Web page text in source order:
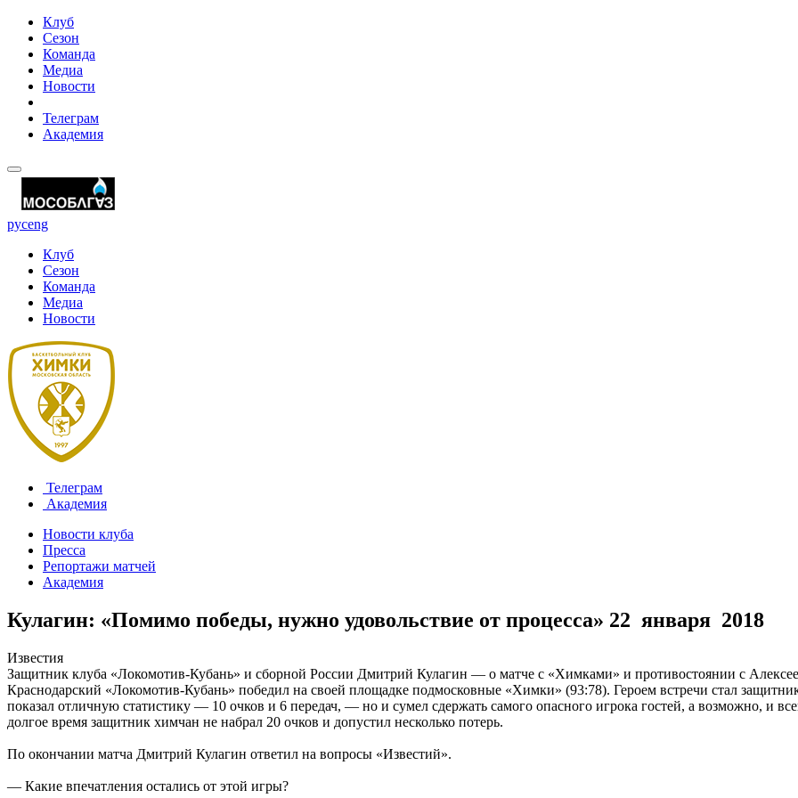
Клуб
Сезон
Команда
Медиа
Новости
Телеграм
Академия
русeng
Клуб
Сезон
Команда
Медиа
Новости
Телеграм
Академия
Новости клуба
Пресса
Репортажи матчей
Академия
Кулагин: «Помимо победы, нужно удовольствие от процесса» 22 января 2018
Известия
Защитник клуба «Локомотив-Кубань» и сборной России Дмитрий Кулагин — о матче с «Химками» и противостоянии с
Краснодарский «Локомотив-Кубань» победил на своей площадке подмосковные «Химки» (93:78). Героем встречи стал
показал отличную статистику — 10 очков и 6 передач, — но и сумел сдержать самого опасного игрока гостей, а возможно, и
долгое время защитник химчан не набрал 20 очков и допустил несколько потерь.
По окончании матча Дмитрий Кулагин ответил на вопросы «Известий».
— Какие впечатления остались от этой игры?